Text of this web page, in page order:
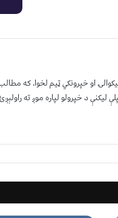
او خپرونکي ټیم لخوا. که
لیکنې د خپرولو لپاره موږ ته